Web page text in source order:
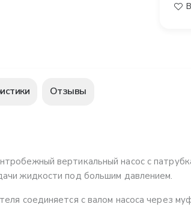
Отзывы
вертикальный насос с
жидкости под большим давлением.
соединяется с валом насоса через